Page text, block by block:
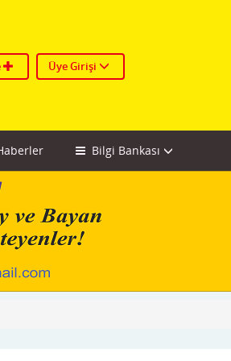
Üye Girişi
Bilgi Bankası